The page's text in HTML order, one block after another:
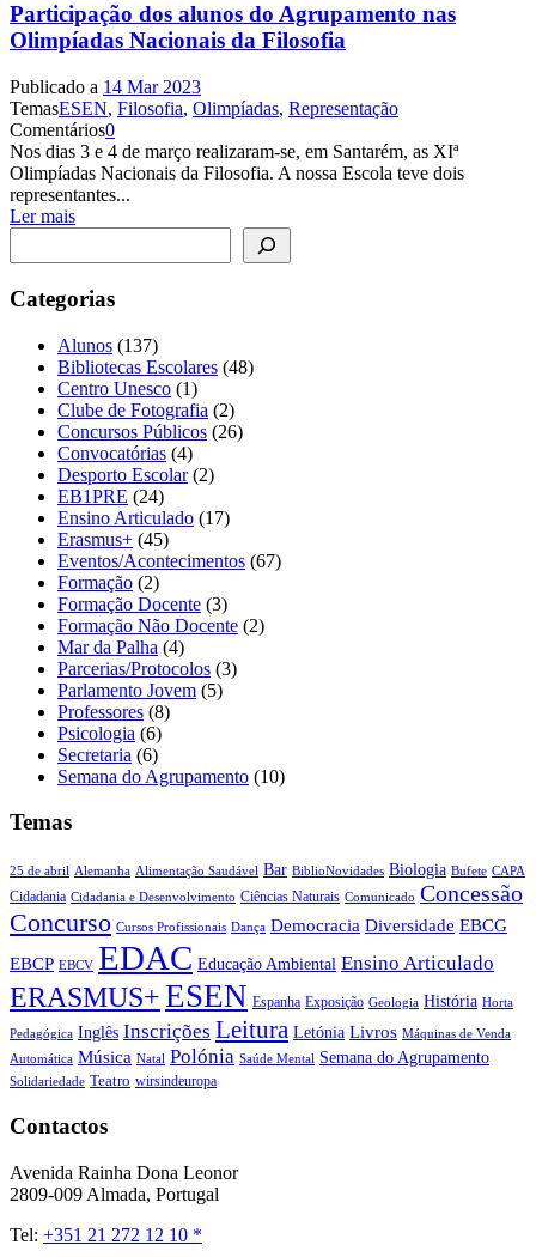
Participação dos alunos do Agrupamento nas
Olimpíadas Nacionais da Filosofia
Publicado a 14 Mar 2023
TemasESEN, Filosofia, Olimpíadas, Representação
Comentários0
Nos dias 3 e 4 de março realizaram-se, em Santarém, as XIª
Olimpíadas Nacionais da Filosofia. A nossa Escola teve dois
representantes...
Ler mais
Categorias
Alunos (137)
Bibliotecas Escolares (48)
Centro Unesco (1)
Clube de Fotografia (2)
Concursos Públicos (26)
Convocatórias (4)
Desporto Escolar(2)
EB1PRE (24)
Ensino Articulado (17)
Erasmus+ (45)
Eventos/Acontecimentos (67)
Formação (2)
Formação Docente (3)
Formação Não Docente (2)
Mar da Palha (4)
Parcerias/Protocolos (3)
Parlamento Jovem (5)
Professores (8)
Psicologia (6)
Secretaria (6)
Semana do Agrupamento (10)
Temas
25 de abril Alemanha Alimentação Saudável Bar BiblioNovidades Biologia Bufete CAPA
Cidadania Cidadania e Desenvolvimento Ciências Naturais Comunicado Concessão
Concurso Cursos Profissionais Dança Democracia Diversidade EBCG
EBCP EBCV EDAC Educação Ambiental Ensino Articulado
ERASMUS+ESEN Espanha Exposição Geologia História Horta
Pedagógica Inglês Inscrições Leitura Letónia Livros Máquinas de Venda
Automática Música Natal Polónia Saúde Mental Semana do Agrupamento
Solidariedade Teatro wirsindeuropa
Contactos
Avenida Rainha Dona Leonor
2809-009 Almada, Portugal
Tel: +351 21 272 12 10 *